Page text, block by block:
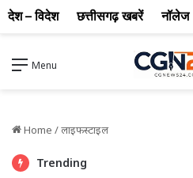
Menu
Home /लाइफस्टाइल
Trending
देश – विदेश छत्तीसगढ़ खबरें नॉलेज